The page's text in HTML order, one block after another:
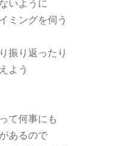
いように
ミングを伺う
振り返ったり
よう
て何事にも
あるので